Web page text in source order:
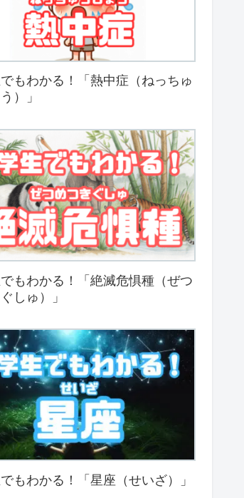
もわかる！「熱中症（ねっちゅ
）」
もわかる！「絶滅危惧種（ぜつ
しゅ）」
もわかる！「星座（せいざ）」